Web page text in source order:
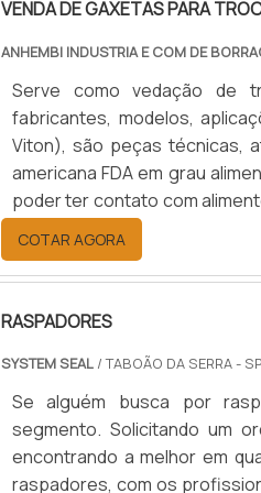
Peças é uma empresa
segmento de indústria de
cliente.GARANTIA DE
Peças existem as melhores
para indústria de juntas e
novidades em itens como kit
borracha com ótima
profissionais qualificados
modernos, que se ajustam a
é uma empresa que tem
seriedade e qualidade que
comprimindo-o contra a
VENDA DE GAXETAS PARA
ANHEMBI INDUSTRIA E COM DE
Serve como vedação de
fabricantes, modelos,
Viton), são peças técnicas, atóxicas que atendem as normas alemã DIN e
americana FDA em grau
poder ter contato com
químicos como ácido, amônia
COTAR AGORA
RASPADORES
SYSTEM SEAL/ TABOÃO DA SERRA - SP
Se alguém busca por
segmento. Solicitando um
encontrando a melhor em
raspadores, com os